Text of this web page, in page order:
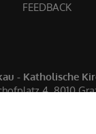
FEEDBACK
- Katholische
4, 8010